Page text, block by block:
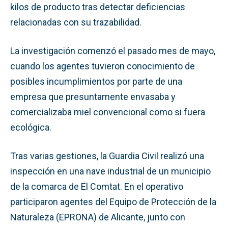
kilos de producto tras detectar deficiencias
relacionadas con su trazabilidad.
La investigación comenzó el pasado mes de mayo,
cuando los agentes tuvieron conocimiento de
posibles incumplimientos por parte de una
empresa que presuntamente envasaba y
comercializaba miel convencional como si fuera
ecológica.
Tras varias gestiones, la Guardia Civil realizó una
inspección en una nave industrial de un municipio
de la comarca de El Comtat. En el operativo
participaron agentes del Equipo de Protección de la
Naturaleza (EPRONA) de Alicante, junto con